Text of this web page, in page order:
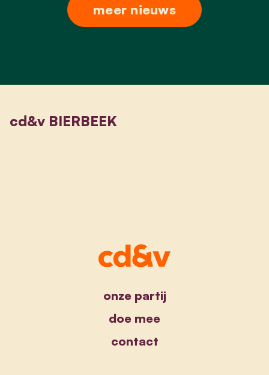
meer nieuws
cd&v BIERBEEK
onze partij
doe mee
contact